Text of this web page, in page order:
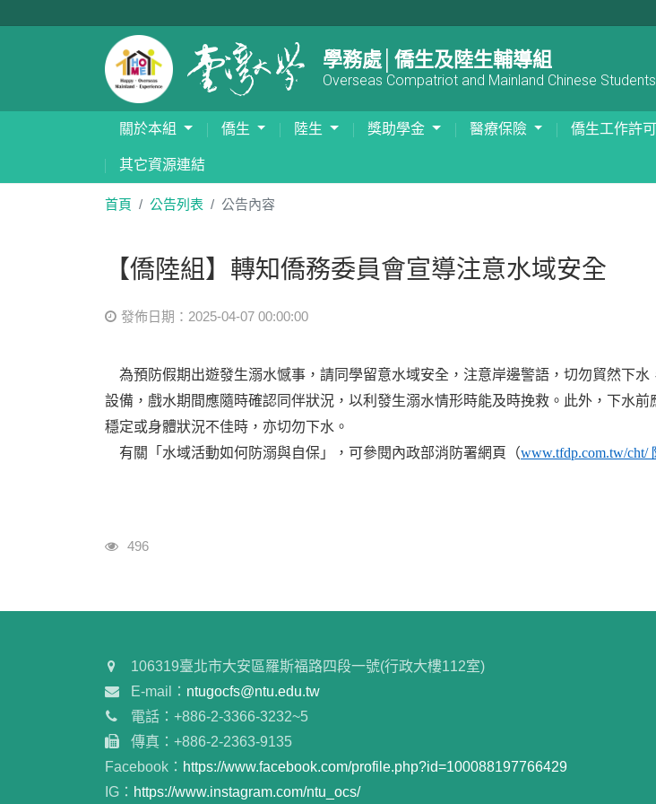
學務處│僑生及陸生輔導組
Overseas Compatriot and Mainland Chinese
關於本組 僑生 陸生 獎助學金 醫療保險 僑生工作許可
其它資源連結
首頁 公告列表 公告內容
【僑陸組】轉知僑務委員會宣導注意水域安全
發佈日期：2025-04-07 00:00:00
為預防假期出遊發生溺水憾事，請同學留意水域安全，注意岸邊警語，切勿貿然下
設備，戲水期間應隨時確認同伴狀況，以利發生溺水情形時能及時挽救。此外，下水
穩定或身體狀況不佳時，亦切勿下水。
有關「水域活動如何防溺與自保」，可參閱內政部消防署網頁
（www.tfdp.com.tw/cht/
瀏覽人次
496
106319臺北市大安區羅斯福路四段一號(行政大樓112室)
E-mail： ntugocfs@ntu.edu.tw
電話：+886-2-3366-3232~5
傳真：+886-2-2363-9135
Facebook： https://www.facebook.com/profile.php?id=100088197766429
IG： https://www.instagram.com/ntu_ocs/